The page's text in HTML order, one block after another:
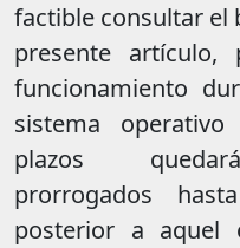
factible consultar el
presente
funcionamiento
sistema
plazos
prorrogados
posterior a aquel